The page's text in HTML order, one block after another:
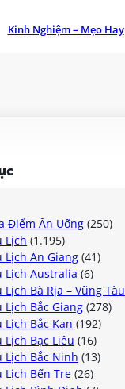
Kinh Nghiệm – Mẹo Hay
Điểm Ăn Uống (250)
Lịch (1.195)
Lịch An Giang (41)
Lịch Australia (6)
Lịch Bà Rịa – Vũng Tàu
Lịch Bắc Giang (278)
Lịch Bắc Kạn (192)
Lịch Bạc Liêu (16)
Lịch Bắc Ninh (13)
Lịch Bến Tre (26)